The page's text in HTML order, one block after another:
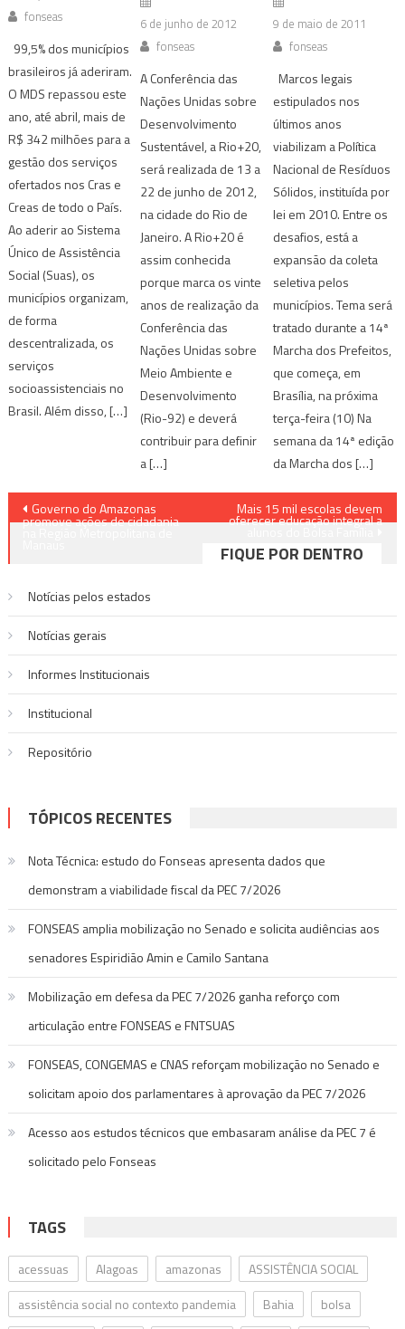
fonseas
99,5% dos municípios
brasileiros já aderiram.
O MDS repassou este
ano, até abril, mais de
R$ 342 milhões para a
gestão dos serviços
ofertados nos Cras e
Creas de todo o País.
Ao aderir ao Sistema
Único de Assistência
Social (Suas), os
municípios organizam,
de forma
descentralizada, os
serviços
socioassistenciais no
Brasil. Além disso, […]
6 de junho de 2012
fonseas
A Conferência das
Nações Unidas sobre
Desenvolvimento
Sustentável, a Rio+20,
será realizada de 13 a
22 de junho de 2012,
na cidade do Rio de
Janeiro. A Rio+20 é
assim conhecida
porque marca os vinte
anos de realização da
Conferência das
Nações Unidas sobre
Meio Ambiente e
Desenvolvimento
(Rio-92) e deverá
contribuir para definir
a […]
9 de maio de 2011
fonseas
Marcos legais
estipulados nos
últimos anos
viabilizam a Política
Nacional de Resíduos
Sólidos, instituída por
lei em 2010. Entre os
desafios, está a
expansão da coleta
seletiva pelos
municípios. Tema será
tratado durante a 14ª
Marcha dos Prefeitos,
que começa, em
Brasília, na próxima
terça-feira (10) Na
semana da 14ª edição
da Marcha dos […]
Navegação
Governo do Amazonas
promove ações de cidadania
Mais 15 mil escolas devem
oferecer educação integral a
FIQUE POR DENTRO
Notícias pelos estados
Notí­cias gerais
Informes Institucionais
Institucional
Repositório
TÓPICOS RECENTES
Nota Técnica: estudo do Fonseas apresenta dados que
demonstram a viabilidade fiscal da PEC 7/2026
FONSEAS amplia mobilização no Senado e solicita audiências aos
senadores Espiridião Amin e Camilo Santana
Mobilização em defesa da PEC 7/2026 ganha reforço com
articulação entre FONSEAS e FNTSUAS
FONSEAS, CONGEMAS e CNAS reforçam mobilização no Senado e
solicitam apoio dos parlamentares à aprovação da PEC 7/2026
Acesso aos estudos técnicos que embasaram análise da PEC 7 é
solicitado pelo Fonseas
TAGS
acessuas Alagoas amazonas
ASSISTÊNCIA SOCIAL
assistência social no contexto pandemia
Bahia
bolsa